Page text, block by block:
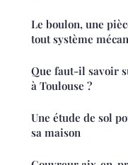
Le boulon, une
tout système
Que faut-il savoir
à Toulouse ?
Une étude de sol
sa maison